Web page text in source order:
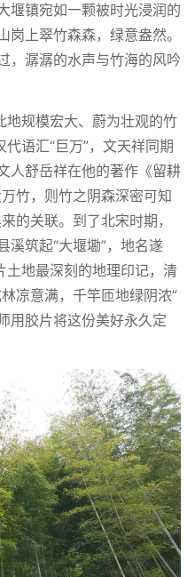
堰镇宛如一颗被时光浸润的
上翠竹森森，绿意盎然。
，潺潺的水声与竹海的风吟
地规模宏大、蔚为壮观的竹
语汇“巨万”，文天祥同期
人舒岳祥在他的著作《留耕
竹，则竹之阴森深密可知
的关联。到了北宋时期，
溪筑起“大堰墈”，地名遂
土地最深刻的地理印记，清
凉意满，千竿匝地绿阴浓”
用胶片将这份美好永久定